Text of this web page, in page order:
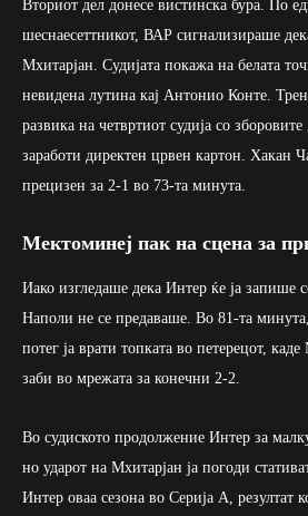
Вториот дел донесе вистинска бура. По
шеснаесеттникот, ВАР сигнализираше
Мхитарјан. Судијата покажа на белата
невидена лутина кај Антонио Конте.
развика на четвртиот судија со
заработи директен црвен картон. Хакан
прецизен за 2-1 во 73-та минута.
Мектоминеј пак на сцена за
Иако изгледаше дека Интер ќе ја запише
Наполи не се предаваше. Во 81-та
потег ја врати топката во петерецот,
заби во мрежата за конечни 2-2.
Во судиското продолжение Интер за
но ударот на Мхитарјан ја погоди
Интер оваа сезона во Серија А, резултат